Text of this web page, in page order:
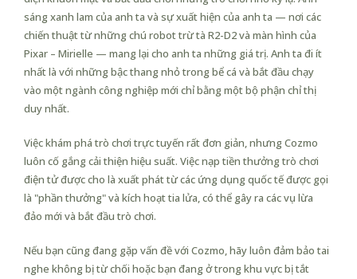
sáng xanh lam của anh ta và sự xuất hiện của anh ta — nơi các
chiến thuật từ những chú robot trừ tà R2-D2 và màn hình của
Pixar – Mirielle — mang lại cho anh ta những giá trị. Anh ta đi ít
nhất là với những bậc thang nhỏ trong bể cá và bắt đầu chạy
vào một ngành công nghiệp mới chỉ bằng một bộ phận chỉ thị
duy nhất.
Việc khám phá trò chơi trực tuyến rất đơn giản, nhưng Cozmo
luôn cố gắng cải thiện hiệu suất. Việc nạp tiền thưởng trò chơi
điện tử được cho là xuất phát từ các ứng dụng quốc tế được gọi
là "phần thưởng" và kích hoạt tia lửa, có thể gây ra các vụ lừa
đảo mới và bắt đầu trò chơi.
Nếu bạn cũng đang gặp vấn đề với Cozmo, hãy luôn đảm bảo tai
nghe không bị từ chối hoặc bạn đang ở trong khu vực bị tắt